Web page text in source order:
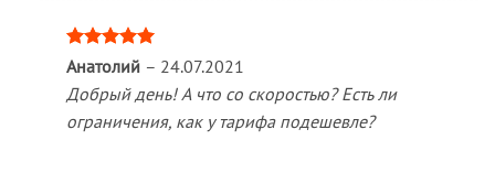
Оценка5
Анатолий – 24.07.2021
Добрый день! А что со скоростью? Есть ли
ограничения, как у тарифа подешевле?